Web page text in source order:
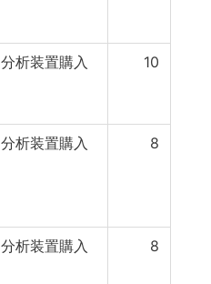
分析装置購入 10
分析装置購入 8
分析装置購入 8